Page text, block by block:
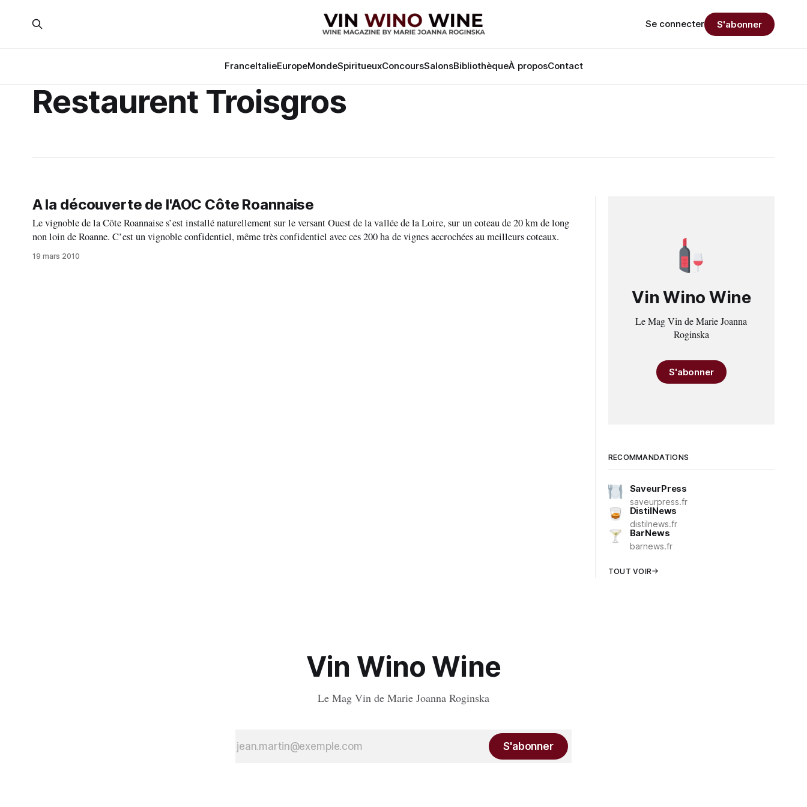
FranceItalieEuropeMondeSpiritueuxConcoursSalonsBibliothèqueÀ proposContact
Se connecter S'abonner
Restaurent Troisgros
A la découverte de l'AOC Côte Roannaise
Le vignoble de la Côte Roannaise s’est installé naturellement sur le versant Ouest de la vallée de la Loire, sur un coteau de 20 km de long
non loin de Roanne. C’est un vignoble confidentiel, même très confidentiel avec ces 200 ha de vignes accrochées au meilleurs coteaux.
19 mars 2010
Vin Wino Wine
Le Mag Vin de Marie Joanna
Roginska
S'abonner
RECOMMANDATIONS
SaveurPress
saveurpress.fr
DistilNews
distilnews.fr
BarNews
barnews.fr
TOUT VOIR
Vin Wino Wine
Le Mag Vin de Marie Joanna Roginska
S'abonner